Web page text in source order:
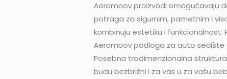
Aeromoov proizvodi omogućavaju
potraga za sigurnim, pametnim I
kombinuju estetiku I
Aeromoov podloga za auto
Posebna trodimenzionalna
budu bezbrižni I za vas u za vašu